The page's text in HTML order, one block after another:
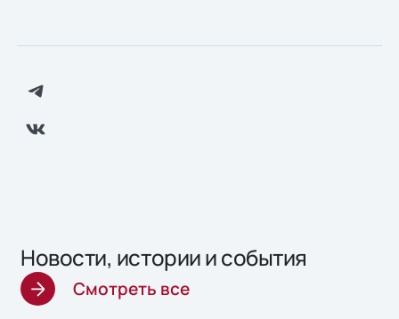
Новости, истории и события
Смотреть все